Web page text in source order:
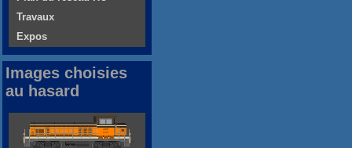
Travaux
Expos
Images choisies
au hasard